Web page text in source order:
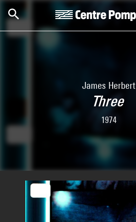
Centre Pompidou
James Herbert
Three
1974